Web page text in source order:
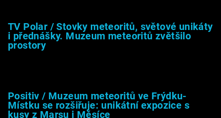
TV Polar / Stovky meteoritů, světové unikáty
i přednášky. Muzeum meteoritů zvětšilo
prostory
Positiv / Muzeum meteoritů ve Frýdku-
Místku se rozšiřuje: unikátní expozice s
kusy z Marsu i Měsíce